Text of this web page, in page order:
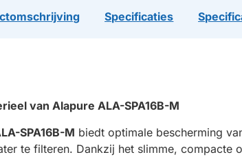
Specificaties
van Alapure ALA-SPA16B-M
SPA16B-M biedt optimale bescherming
te filteren. Dankzij het slimme,